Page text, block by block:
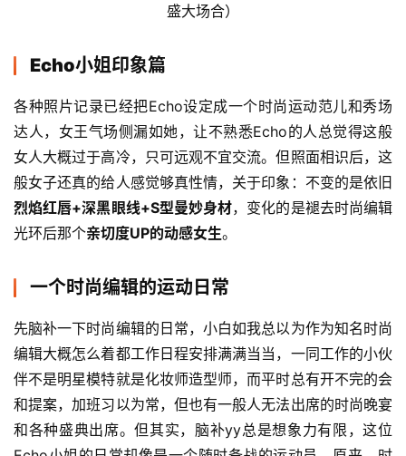
盛大场合）
Echo小姐印象篇
各种照片记录已经把Echo设定成一个时尚运动范儿和秀场
达人，女王气场侧漏如她，让不熟悉Echo的人总觉得这般
女人大概过于高冷，只可远观不宜交流。但照面相识后，这
般女子还真的给人感觉够真性情，关于印象：不变的是依旧
烈焰红唇+深黑眼线+S型曼妙身材，变化的是褪去时尚编辑
光环后那个亲切度UP的动感女生。
一个时尚编辑的运动日常
先脑补一下时尚编辑的日常，小白如我总以为作为知名时尚
编辑大概怎么着都工作日程安排满满当当，一同工作的小伙
伴不是明星模特就是化妆师造型师，而平时总有开不完的会
和提案，加班习以为常，但也有一般人无法出席的时尚晚宴
和各种盛典出席。但其实，脑补yy总是想象力有限，这位